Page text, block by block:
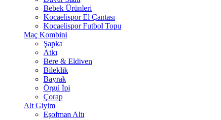
Bebek Ürünleri
Kocaelispor El Çantası
Kocaelispor Futbol Topu
Maç Kombini
Şapka
Atkı
Bere & Eldiven
Bileklik
Bayrak
Örgü İpi
Çorap
Alt Giyim
Eşofman Altı